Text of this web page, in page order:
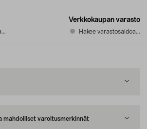
Verkkokaupan varasto
Hakee varastosaldoa...
mahdolliset varoitusmerkinnät